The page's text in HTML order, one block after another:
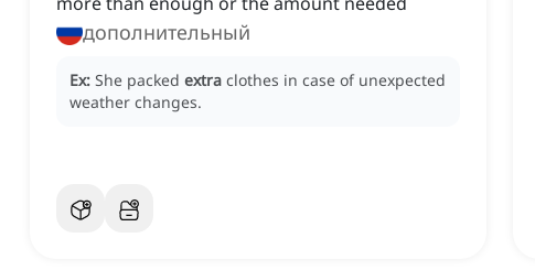
дополнительный
Ex: She packed extra clothes in case of unexpected
weather changes.